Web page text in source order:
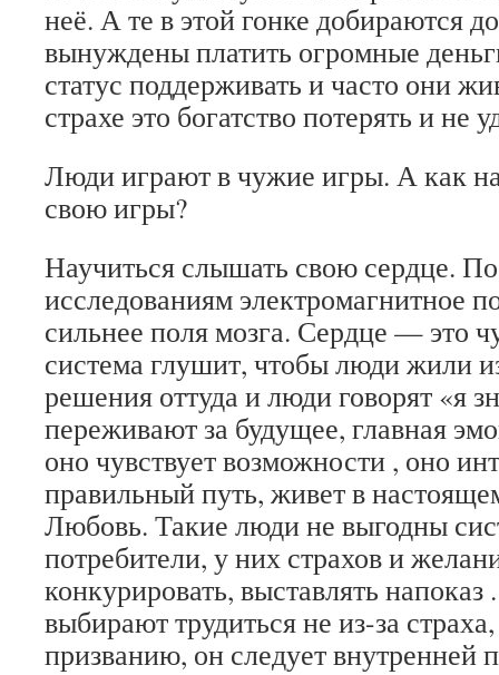
неё. А те в этой гонке добираются
вынуждены платить огромные
статус поддерживать и часто они
страхе это богатство потерять и не
Люди играют в чужие игры. А как
свою игры?
Научиться слышать свою сердце.
исследованиям электромагнитное
сильнее поля мозга. Сердце — это
система глушит, чтобы люди жили
решения оттуда и люди говорят «я
переживают за будущее, главная
оно чувствует возможности , оно
правильный путь, живет в
Любовь. Такие люди не выгодны
потребители, у них страхов и
конкурировать, выставлять
выбирают трудиться не из-за
призванию, он следует внутренней